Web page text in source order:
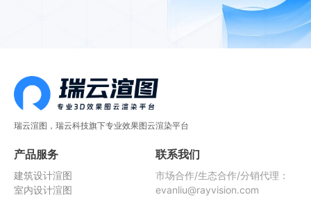
瑞云渲图，瑞云科技旗下专业效果图云渲染平台
产品服务
建筑设计渲图
室内设计渲图
联系我们
市场合作/生态合作/分销代理：
evanliu@rayvision.com